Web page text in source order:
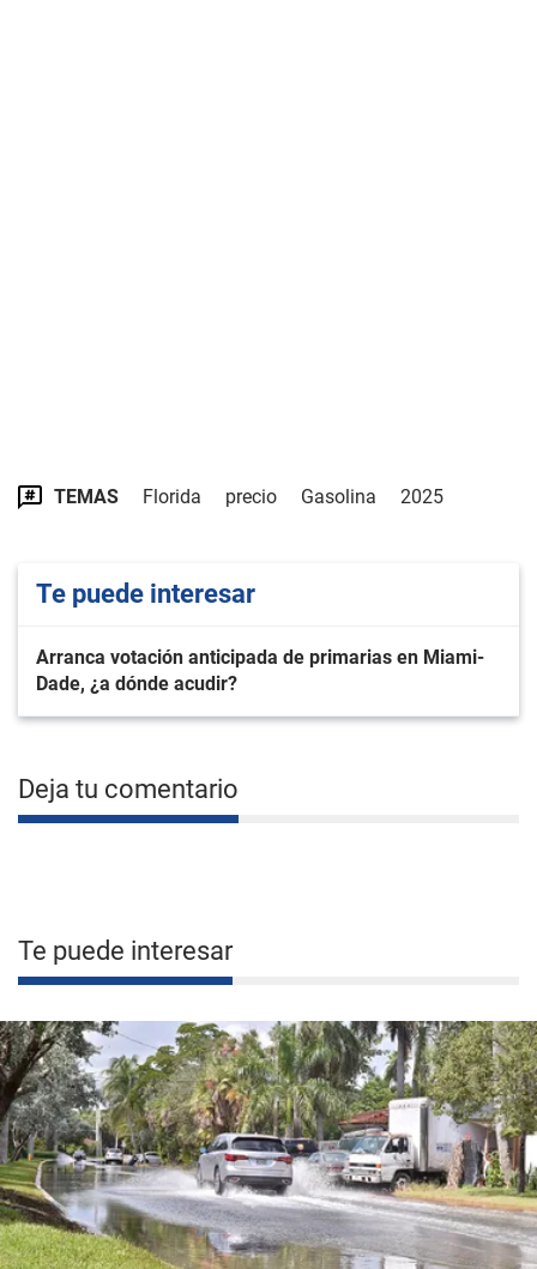
TEMAS Florida precio Gasolina 2025
Te puede interesar
Arranca votación anticipada de primarias en Miami-
Dade, ¿a dónde acudir?
Deja tu comentario
Te puede interesar